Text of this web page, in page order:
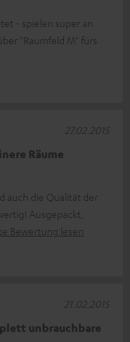
- spielen super an
"Raumfeld M" fürs
Räume
auch die Qualität der
Ausgepackt,
Bewertung lesen
27.02.2015
unbrauchbare
21.02.2015